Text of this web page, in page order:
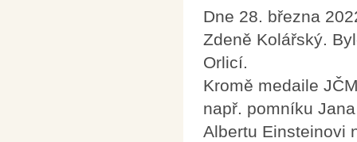
Dne 28. března
Zdeně Kolářský.
Orlicí.
Kromě medaile
např. pomníku
Albertu Einsteinovi